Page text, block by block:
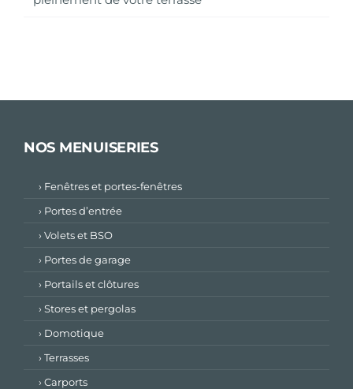
NOS MENUISERIES
› Fenêtres et portes-fenêtres
› Portes d’entrée
› Volets et BSO
› Portes de garage
› Portails et clôtures
› Stores et pergolas
› Domotique
› Terrasses
› Carports